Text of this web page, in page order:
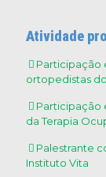
Atividade
Participação
ortopedistas
Participação
da Terapia
Palestrante
Instituto Vita